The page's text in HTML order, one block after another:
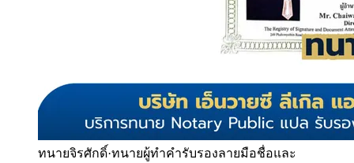
ทนายจิรศักดิ์·ทนายผู้ทำคำรับรองลายมือชื่อและ